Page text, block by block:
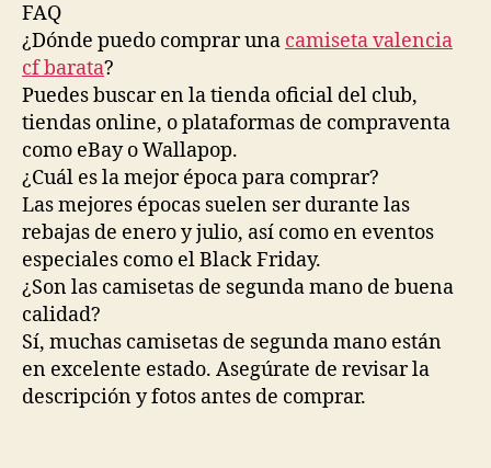
FAQ
¿Dónde puedo comprar una camiseta valencia
cf barata?
Puedes buscar en la tienda oficial del club,
tiendas online, o plataformas de compraventa
como eBay o Wallapop.
¿Cuál es la mejor época para comprar?
Las mejores épocas suelen ser durante las
rebajas de enero y julio, así como en eventos
especiales como el Black Friday.
¿Son las camisetas de segunda mano de buena
calidad?
Sí, muchas camisetas de segunda mano están
en excelente estado. Asegúrate de revisar la
descripción y fotos antes de comprar.